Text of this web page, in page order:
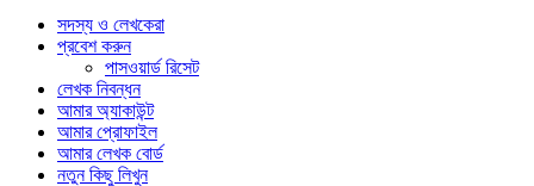
সদস্য ও লেখকেরা
প্রবেশ করুন
পাসওয়ার্ড রিসেট
লেখক নিবন্ধন
আমার অ্যাকাউন্ট
আমার প্রোফাইল
আমার লেখক বোর্ড
নতুন কিছু লিখুন